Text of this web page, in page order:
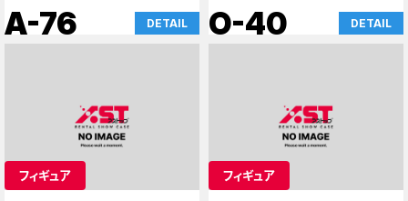
A-76 DETAIL
ニメグッズ
O-40 DETAIL
フィギュア フィギュア